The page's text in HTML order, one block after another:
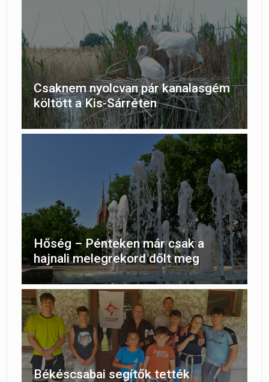
Csaknem nyolcvan pár kanalasgém
költött a Kis-Sárréten
Hőség – Pénteken már csak a
hajnali melegrekord dőlt meg
Békéscsabai segítők tették